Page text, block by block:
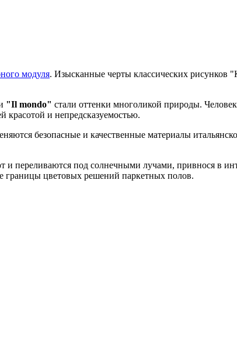
модуля. Изысканные черты классических рисунков
"Il mondo" стали оттенки многоликой природы.
красотой и непредсказуемостью.
безопасные и качественные материалы
и переливаются под солнечными лучами, привнося в
границы цветовых решений паркетных полов.